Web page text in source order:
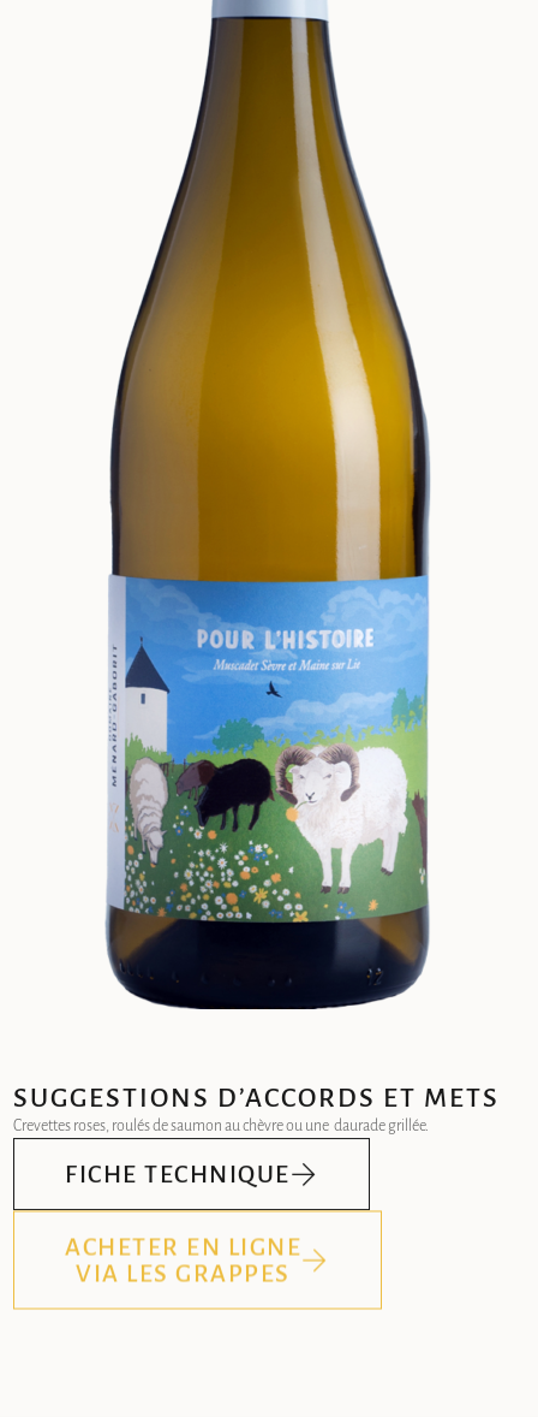
SUGGESTIONS D’ACCORDS ET METS
Crevettes roses, roulés de saumon au chèvre ou une daurade grillée.
FICHE TECHNIQUE
ACHETER EN LIGNE
VIA LES GRAPPES